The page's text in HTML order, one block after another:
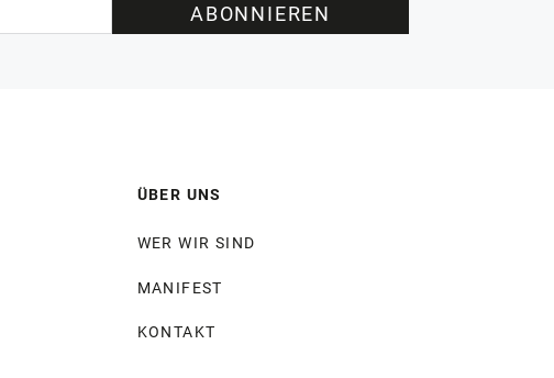
ABONNIEREN
ÜBER UNS
WER WIR SIND
MANIFEST
KONTAKT